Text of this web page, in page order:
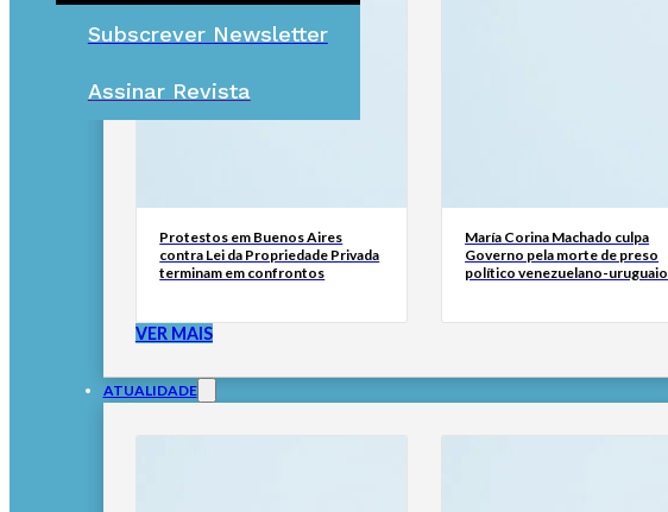
Subscrever Newsletter
Assinar Revista
Protestos em Buenos Aires
contra Lei da Propriedade Privada
terminam em confrontos
María Corina Machado culpa
Governo pela morte de preso
político venezuelano-uruguaio
VER MAIS
ATUALIDADE